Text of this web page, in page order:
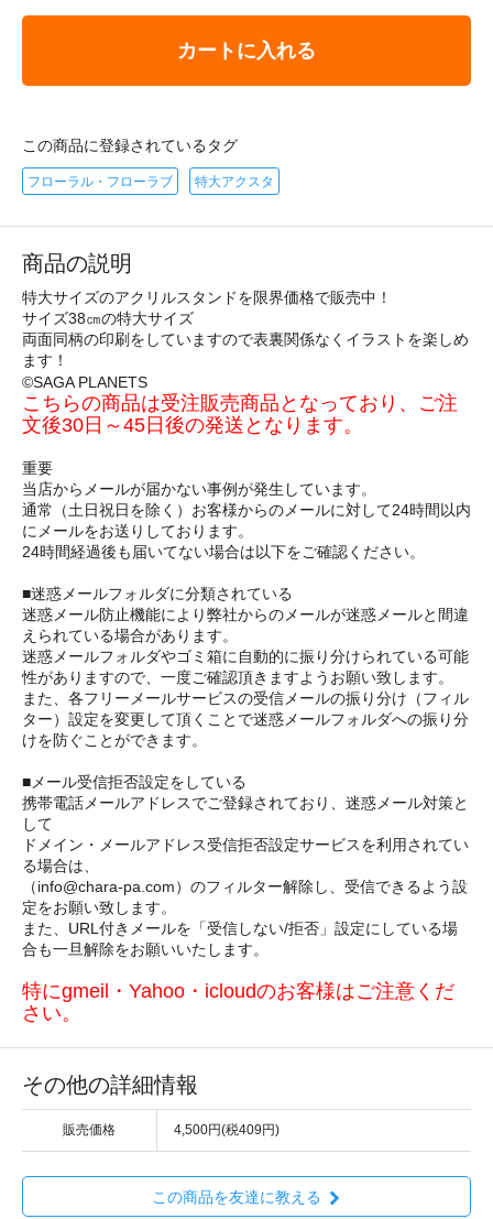
カートに入れる
この商品に登録されているタグ
フローラル・フローラブ 特大アクスタ
商品の説明
特大サイズのアクリルスタンドを限界価格で販売中！
サイズ38㎝の特大サイズ
両面同柄の印刷をしていますので表裏関係なくイラストを楽しめ
ます！
©SAGA PLANETS
こちらの商品は受注販売商品となっており、ご注
文後30日～45日後の発送となります。
重要
当店からメールが届かない事例が発生しています。
通常（土日祝日を除く）お客様からのメールに対して24時間以内
にメールをお送りしております。
24時間経過後も届いてない場合は以下をご確認ください。
■迷惑メールフォルダに分類されている
迷惑メール防止機能により弊社からのメールが迷惑メールと間違
えられている場合があります。
迷惑メールフォルダやゴミ箱に自動的に振り分けられている可能
性がありますので、一度ご確認頂きますようお願い致します。
また、各フリーメールサービスの受信メールの振り分け（フィル
ター）設定を変更して頂くことで迷惑メールフォルダへの振り分
けを防ぐことができます。
■メール受信拒否設定をしている
携帯電話メールアドレスでご登録されており、迷惑メール対策と
して
ドメイン・メールアドレス受信拒否設定サービスを利用されてい
る場合は、
（info@chara-pa.com）のフィルター解除し、受信できるよう設
定をお願い致します。
また、URL付きメールを「受信しない/拒否」設定にしている場
合も一旦解除をお願いいたします。
特にgmeil・Yahoo・icloudのお客様はご注意くだ
さい。
その他の詳細情報
販売価格 4,500円(税409円)
この商品を友達に教える